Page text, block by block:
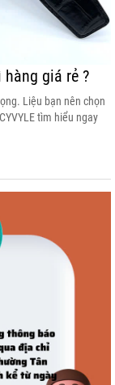
giá rẻ ?
Liệu bạn nên chọn
tìm hiểu ngay